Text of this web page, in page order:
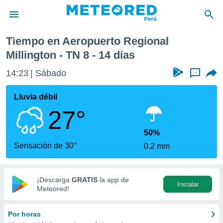
de
para
se
calidad.
a este
las
y
forma
basada
Tiempo en Aeropuerto Regional
Millington - TN 8 - 14 días
14:23 Sábado ...
Lluvia débil
27°
Sensación de 30°
50%
0.2 mm
¡Descarga GRATIS la app de
Meteored!
Instalar
Por horas